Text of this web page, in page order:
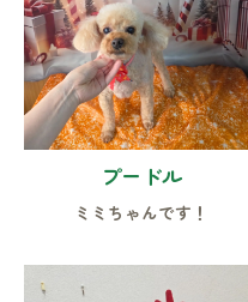
プードル
ミミちゃんです！